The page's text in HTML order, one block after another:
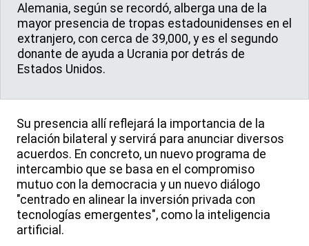
Alemania, según se recordó, alberga una de la
mayor presencia de tropas estadounidenses en el
extranjero, con cerca de 39,000, y es el segundo
donante de ayuda a Ucrania por detrás de
Estados Unidos.
Su presencia allí reflejará la importancia de la
relación bilateral y servirá para anunciar diversos
acuerdos. En concreto, un nuevo programa de
intercambio que se basa en el compromiso
mutuo con la democracia y un nuevo diálogo
"centrado en alinear la inversión privada con
tecnologías emergentes", como la inteligencia
artificial.